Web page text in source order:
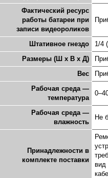
Фактический ресурс
работы батареи при
записи видеороликов
Штативное гнездо
1/4
Размеры (Ш x В x Д)
Вес
Рабочая среда —
температура
Рабочая среда —
влажность
Не
Принадлежности в
комплекте поставки
вид